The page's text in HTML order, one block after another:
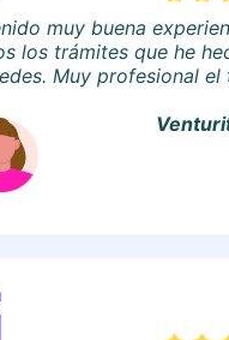
muy buena
los trámites que he
Muy profesional el